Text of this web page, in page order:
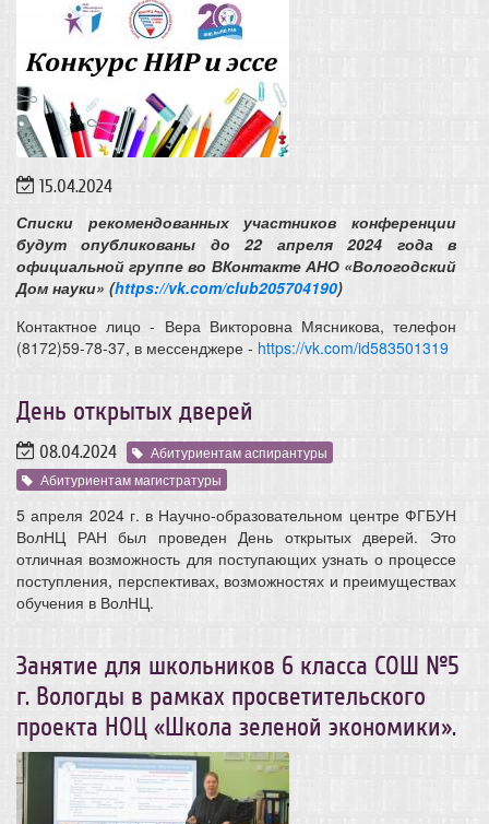
15.04.2024
Списки рекомендованных участников конференции
будут опубликованы до 22 апреля 2024 года в
официальной группе во ВКонтакте АНО «Вологодский
Дом науки» (https://vk.com/club205704190)
Контактное лицо - Вера Викторовна Мясникова, телефон
(8172)59-78-37, в мессенджере - https://vk.com/id583501319
День открытых дверей
08.04.2024
Абитуриентам аспирантуры
Абитуриентам магистратуры
5 апреля 2024 г. в Научно-образовательном центре ФГБУН
ВолНЦ РАН был проведен День открытых дверей. Это
отличная возможность для поступающих узнать о процессе
поступления, перспективах, возможностях и преимуществах
обучения в ВолНЦ.
Занятие для школьников 6 класса СОШ №5
г. Вологды в рамках просветительского
проекта НОЦ «Школа зеленой экономики».